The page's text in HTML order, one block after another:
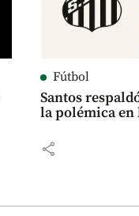
Fútbol
Santos
la polémica en
share